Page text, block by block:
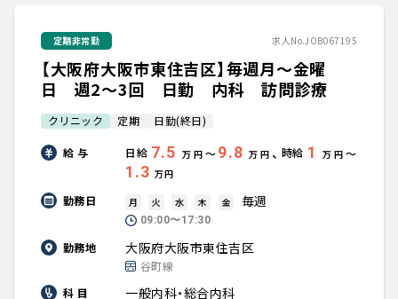
知りたい・聞きたい
転職成功事例
医師の転職マニュアル
データで見る医師の平均年収
医師に役立つ取材記事
定期非常勤 求人No.JOB067195
【大阪府大阪市東住吉区】毎週月～金曜
日 週2～3回 日勤 内科 訪問診療
クリニック 定期 日勤(終日)
給 与 日給 7.5 万円 〜9.8 万円、 時給 1 万円〜
1.3 万円
勤務日 月 火 水 木 金 毎週
09:00〜17:30
勤務地 大阪府大阪市東住吉区
谷町線
科 目
一般内科・総合内科